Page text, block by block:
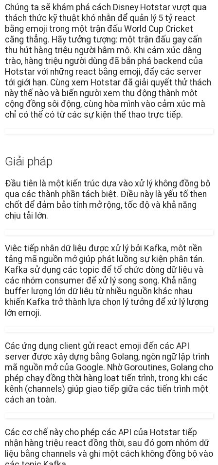
Chúng ta sẽ khám phá cách Disney Hotstar vượt qua
thách thức kỹ thuật khó nhằn để quản lý 5 tỷ react
bằng emoji trong một trận đấu World Cup Cricket
căng thẳng. Hãy tưởng tượng: một trận đấu gay cấn
thu hút hàng triệu người hâm mộ. Khi cảm xúc dâng
trào, hàng triệu người dùng đã bắn phá backend của
Hotstar với những react bằng emoji, đẩy các server
tới giới hạn. Cùng xem Hotstar đã giải quyết thử thách
này thế nào và biến người xem thụ động thành một
cộng đồng sôi động, cùng hòa mình vào cảm xúc mà
chỉ có thể có từ các sự kiện thể thao trực tiếp.
Giải pháp
Đầu tiên là một kiến trúc dựa vào xử lý không đồng bộ
qua các thành phần tách biệt. Điều này là yếu tố then
chốt để đảm bảo tính mở rộng, tốc độ và khả năng
chịu tải lớn.
Việc tiếp nhận dữ liệu được xử lý bởi Kafka, một nền
tảng mã nguồn mở giúp phát luồng sự kiện phân tán.
Kafka sử dụng các topic để tổ chức dòng dữ liệu và
các nhóm consumer để xử lý song song. Khả năng
buffer lượng lớn dữ liệu từ nhiều nguồn khác nhau
khiến Kafka trở thành lựa chọn lý tưởng để xử lý lượng
lớn emoji.
Các ứng dụng client gửi react emoji đến các API
server được xây dựng bằng Golang, ngôn ngữ lập trình
mã nguồn mở của Google. Nhờ Goroutines, Golang cho
phép chạy đồng thời hàng loạt tiến trình, trong khi các
kênh (channels) giúp giao tiếp giữa các tiến trình một
cách an toàn.
Các cơ chế này cho phép các API của Hotstar tiếp
nhận hàng triệu react đồng thời, sau đó gom nhóm dữ
liệu bằng channels và ghi một cách không đồng bộ vào